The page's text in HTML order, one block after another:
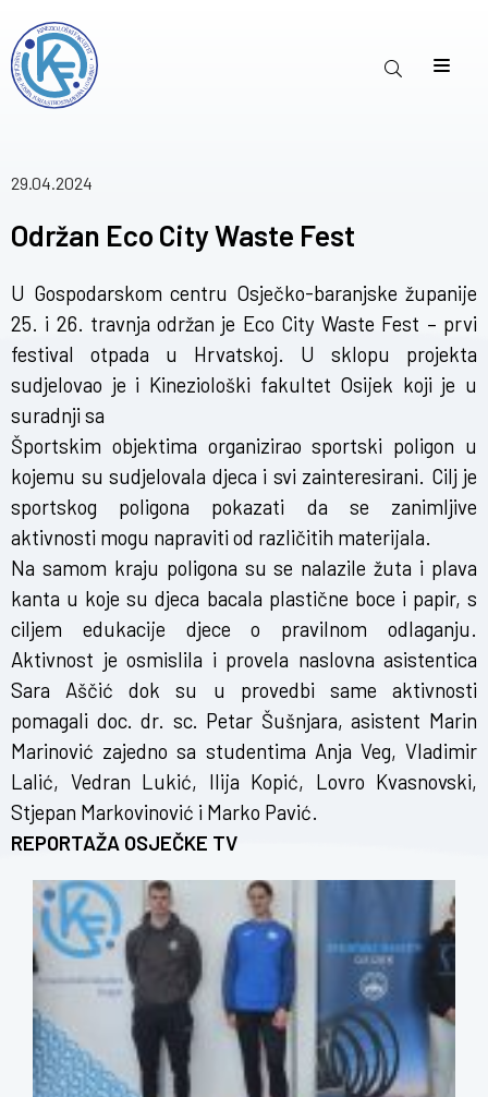
29.04.2024
Održan Eco City Waste Fest
U Gospodarskom centru Osječko-baranjske županije
25. i 26. travnja održan je Eco City Waste Fest – prvi
festival otpada u Hrvatskoj. U sklopu projekta
sudjelovao je i Kineziološki fakultet Osijek koji je u
suradnji sa
Športskim objektima organizirao sportski poligon u
kojemu su sudjelovala djeca i svi zainteresirani. Cilj je
sportskog poligona pokazati da se zanimljive
aktivnosti mogu napraviti od različitih materijala.
Na samom kraju poligona su se nalazile žuta i plava
kanta u koje su djeca bacala plastične boce i papir, s
ciljem edukacije djece o pravilnom odlaganju.
Aktivnost je osmislila i provela naslovna asistentica
Sara Aščić dok su u provedbi same aktivnosti
pomagali doc. dr. sc. Petar Šušnjara, asistent Marin
Marinović zajedno sa studentima Anja Veg, Vladimir
Lalić, Vedran Lukić, Ilija Kopić, Lovro Kvasnovski,
Stjepan Markovinović i Marko Pavić.
REPORTAŽA OSJEČKE TV